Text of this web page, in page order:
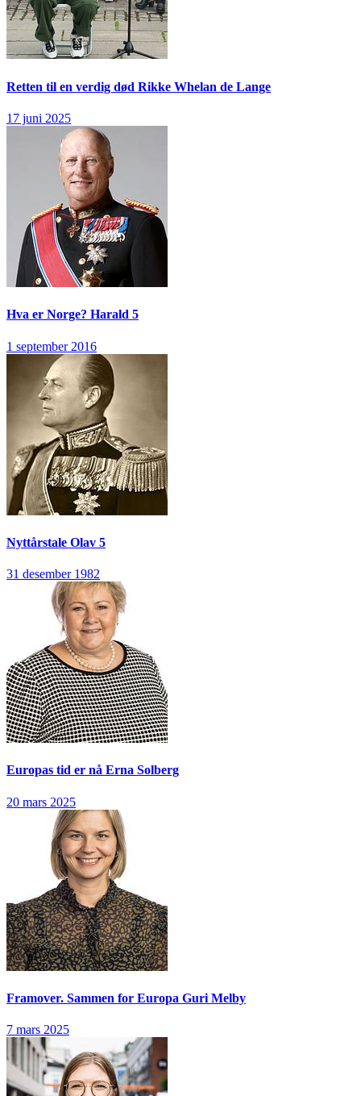
Retten til en verdig død Rikke Whelan de Lange
17 juni 2025
Hva er Norge? Harald 5
1 september 2016
Nyttårstale Olav 5
31 desember 1982
Europas tid er nå Erna Solberg
20 mars 2025
Framover. Sammen for Europa Guri Melby
7 mars 2025